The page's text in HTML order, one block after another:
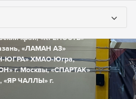
край, «КРЕПОСТЬ»
«ЛАМАН АЗ»
ЮГРА» ХМАО-Югра,
г. Москвы, «СПАРТАК»
«ЯР ЧАЛЛЫ» г.